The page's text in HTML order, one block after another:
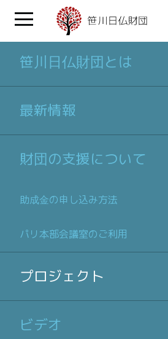
笹川日仏財団とは
最新情報
財団の支援について
助成金の申し込み方法
パリ本部会議室のご利用
プロジェクト
ビデオ
プロジェクト